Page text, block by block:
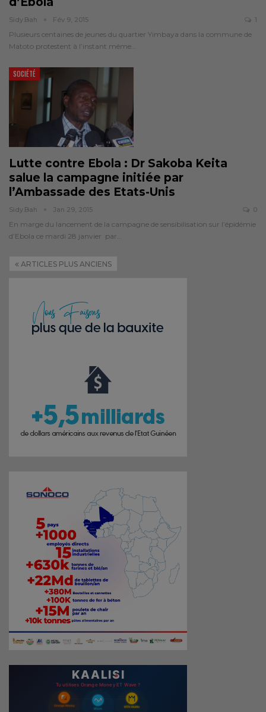
Sidy.bah Fév 9, 2015 1
Plusieurs centaines de jeunes du quartier Yimbaya dans la commune de
Matoto protestent à l’instant même…
SOCIÉTÉ
Lutte contre Ebola : Dr Sakoba Keita
salue la campagne initiée par
l’Ambassade des Etats-Unis
Sidy.bah Jan 29, 2015 0
En marge du lancement de la campagne de sensibilisation sur l’épidémie
d’Ebola ce mardi 28 janvier par…
ARTICLES PLUS ANCIENS